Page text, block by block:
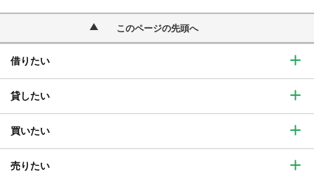
このページの先頭へ
借りたい
貸したい
買いたい
売りたい